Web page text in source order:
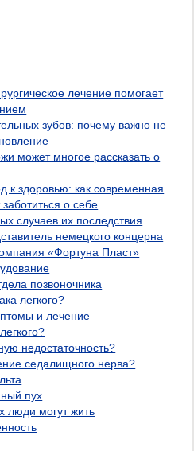
лечение помогает
зубов: почему важно не
может многое рассказать о
к здоровью: как современная
о себе
случаев их последствия
немецкого концерна
«Фортуна Пласт»
позвоночника
легкого?
и лечение
недостаточность?
седалищного нерва?
пух
люди могут жить